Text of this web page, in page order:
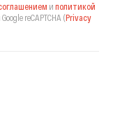
и политикой
reCAPTCHA (Privacy